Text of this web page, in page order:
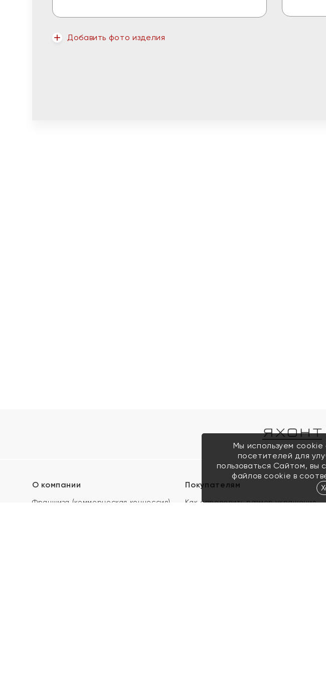
Добавить фото изделия
О компании
Франшиза (коммерческая концессия)
Покупателям
Как определить размер украшения
Мы используем
посетителей для
пользоваться Сайтом, вы
файлов cookie в